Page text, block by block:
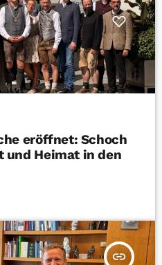
eröffnet: Schoch
Heimat in den
insert_link